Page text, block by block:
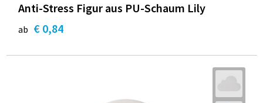
Anti-Stress Figur aus PU-Schaum Lily
ab € 0,84